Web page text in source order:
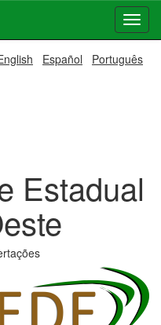
Español Português
Estadual